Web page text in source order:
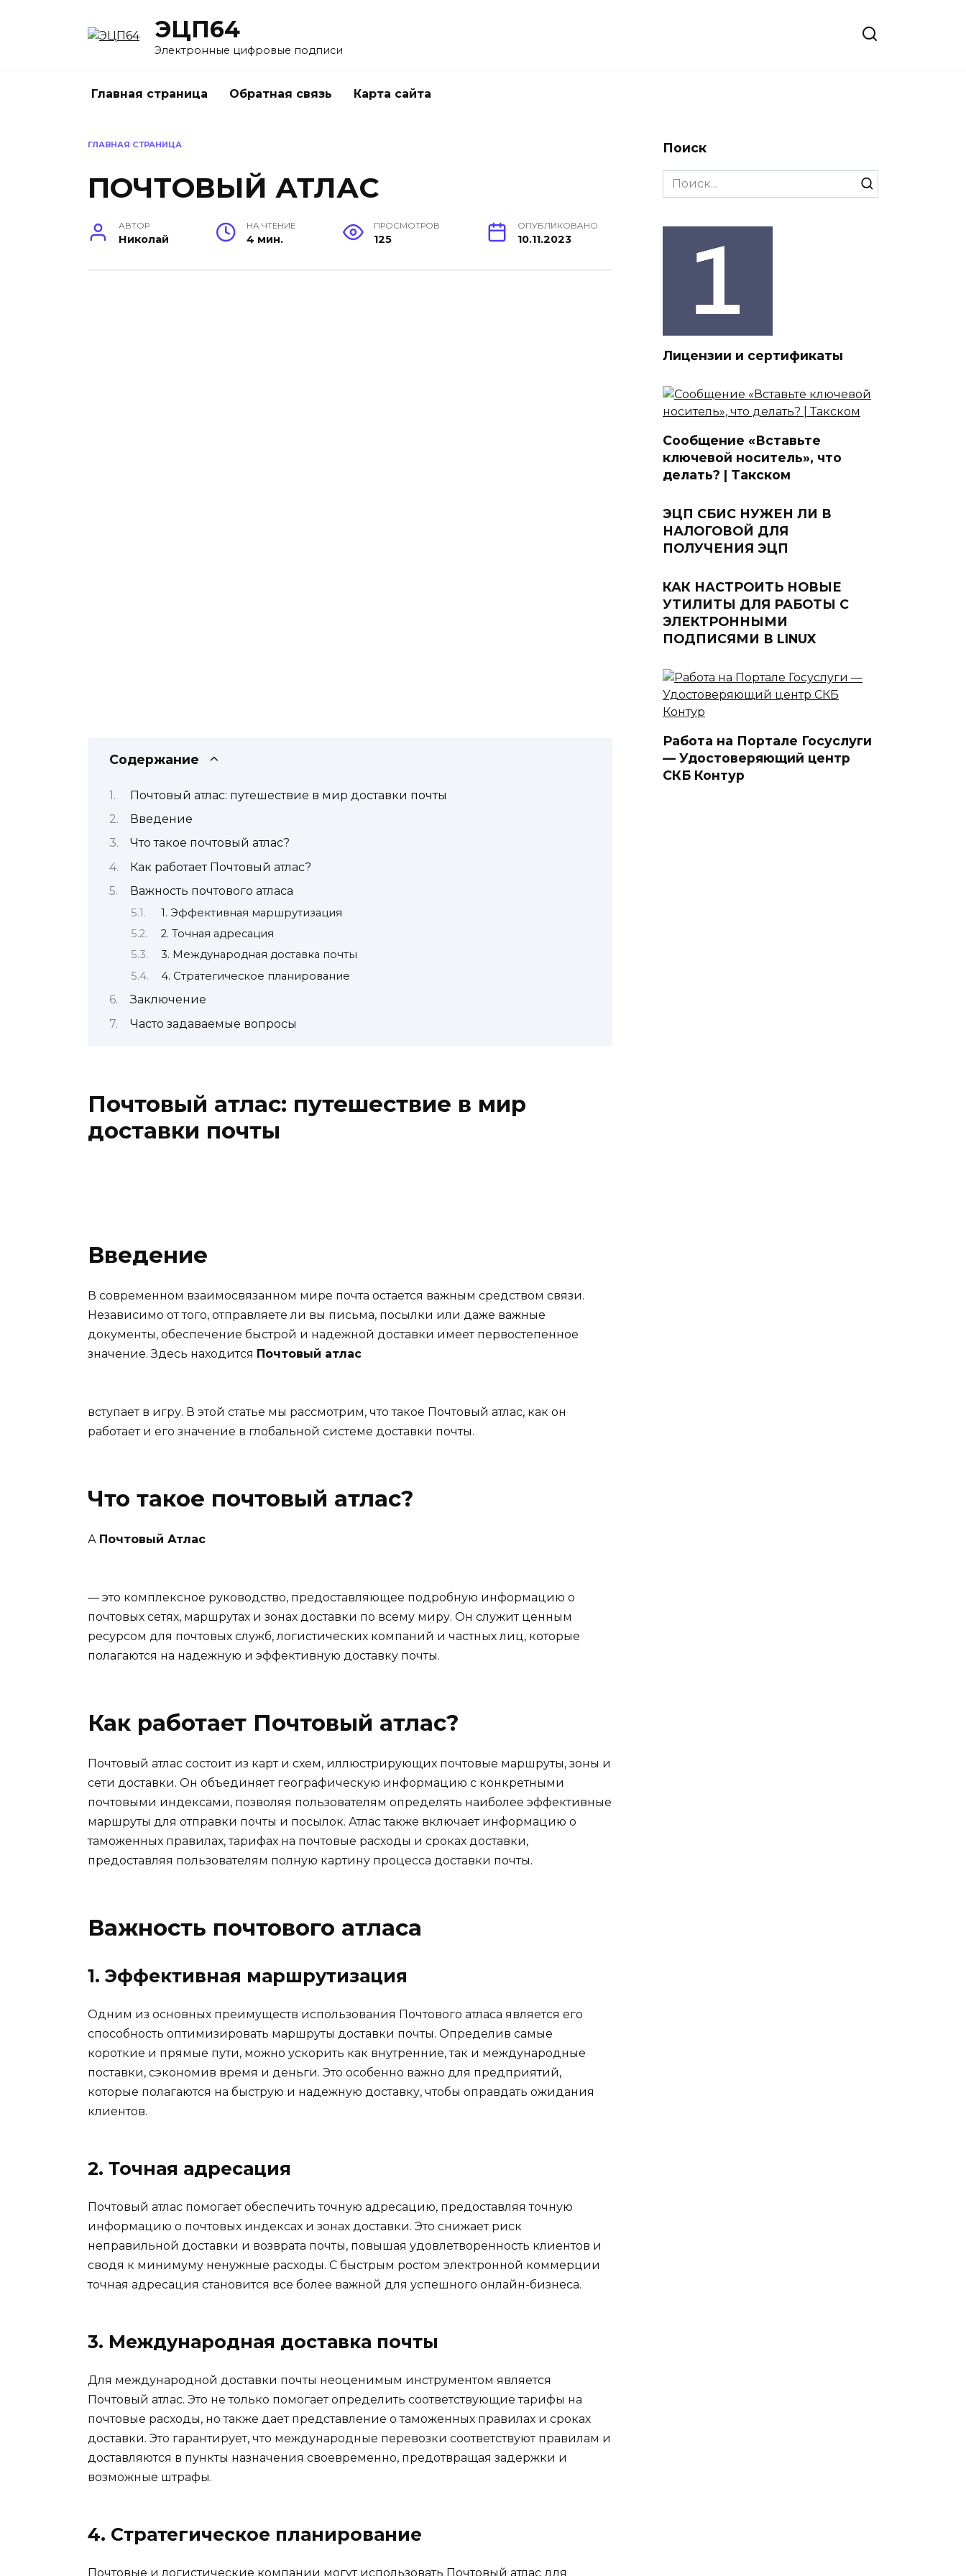
ЭЦП64
Электронные цифровые подписи
Главная страница Обратная связь Карта сайта
ГЛАВНАЯ СТРАНИЦА
ПОЧТОВЫЙ АТЛАС
АВТОР
Николай
НА ЧТЕНИЕ
4 мин.
ПРОСМОТРОВ
125
ОПУБЛИКОВАНО
10.11.2023
Содержание
Почтовый атлас: путешествие в мир доставки почты
Введение
Что такое почтовый атлас?
Как работает Почтовый атлас?
Важность почтового атласа
1. Эффективная маршрутизация
2. Точная адресация
3. Международная доставка почты
4. Стратегическое планирование
Заключение
Часто задаваемые вопросы
Почтовый атлас: путешествие в мир
доставки почты
Введение
В современном взаимосвязанном мире почта остается важным средством связи.
Независимо от того, отправляете ли вы письма, посылки или даже важные
документы, обеспечение быстрой и надежной доставки имеет первостепенное
значение. Здесь находится Почтовый атлас
вступает в игру. В этой статье мы рассмотрим, что такое Почтовый атлас, как он
работает и его значение в глобальной системе доставки почты.
Что такое почтовый атлас?
А Почтовый Атлас
— это комплексное руководство, предоставляющее подробную информацию о
почтовых сетях, маршрутах и ​​зонах доставки по всему миру. Он служит ценным
ресурсом для почтовых служб, логистических компаний и частных лиц, которые
полагаются на надежную и эффективную доставку почты.
Как работает Почтовый атлас?
Почтовый атлас состоит из карт и схем, иллюстрирующих почтовые маршруты, зоны и
сети доставки. Он объединяет географическую информацию с конкретными
почтовыми индексами, позволяя пользователям определять наиболее эффективные
маршруты для отправки почты и посылок. Атлас также включает информацию о
таможенных правилах, тарифах на почтовые расходы и сроках доставки,
предоставляя пользователям полную картину процесса доставки почты.
Важность почтового атласа
1. Эффективная маршрутизация
Одним из основных преимуществ использования Почтового атласа является его
способность оптимизировать маршруты доставки почты. Определив самые
короткие и прямые пути, можно ускорить как внутренние, так и международные
поставки, сэкономив время и деньги. Это особенно важно для предприятий,
которые полагаются на быструю и надежную доставку, чтобы оправдать ожидания
клиентов.
2. Точная адресация
Почтовый атлас помогает обеспечить точную адресацию, предоставляя точную
информацию о почтовых индексах и зонах доставки. Это снижает риск
неправильной доставки и возврата почты, повышая удовлетворенность клиентов и
сводя к минимуму ненужные расходы. С быстрым ростом электронной коммерции
точная адресация становится все более важной для успешного онлайн-бизнеса.
3. Международная доставка почты
Для международной доставки почты неоценимым инструментом является
Почтовый атлас. Это не только помогает определить соответствующие тарифы на
почтовые расходы, но также дает представление о таможенных правилах и сроках
доставки. Это гарантирует, что международные перевозки соответствуют правилам и
доставляются в пункты назначения своевременно, предотвращая задержки и
возможные штрафы.
4. Стратегическое планирование
Почтовые и логистические компании могут использовать Почтовый атлас для
Поиск
Search
for:
Лицензии и сертификаты
Сообщение «Вставьте
ключевой носитель», что
делать? | Такском
ЭЦП СБИС НУЖЕН ЛИ В
НАЛОГОВОЙ ДЛЯ
ПОЛУЧЕНИЯ ЭЦП
КАК НАСТРОИТЬ НОВЫЕ
УТИЛИТЫ ДЛЯ РАБОТЫ С
ЭЛЕКТРОННЫМИ
ПОДПИСЯМИ В LINUX
Работа на Портале Госуслуги
— Удостоверяющий центр
СКБ Контур